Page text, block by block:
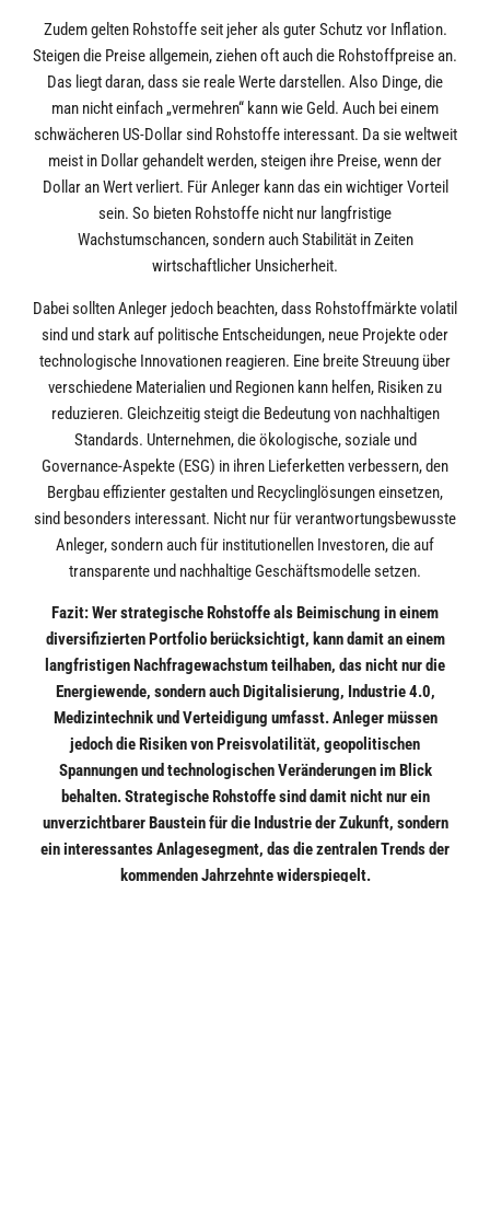
Zudem gelten Rohstoffe seit jeher als guter Schutz vor Inflation.
Steigen die Preise allgemein, ziehen oft auch die Rohstoffpreise an.
Das liegt daran, dass sie reale Werte darstellen. Also Dinge, die
man nicht einfach „vermehren“ kann wie Geld. Auch bei einem
schwächeren US-Dollar sind Rohstoffe interessant. Da sie weltweit
meist in Dollar gehandelt werden, steigen ihre Preise, wenn der
Dollar an Wert verliert. Für Anleger kann das ein wichtiger Vorteil
sein. So bieten Rohstoffe nicht nur langfristige
Wachstumschancen, sondern auch Stabilität in Zeiten
wirtschaftlicher Unsicherheit.
Dabei sollten Anleger jedoch beachten, dass Rohstoffmärkte volatil
sind und stark auf politische Entscheidungen, neue Projekte oder
technologische Innovationen reagieren. Eine breite Streuung über
verschiedene Materialien und Regionen kann helfen, Risiken zu
reduzieren. Gleichzeitig steigt die Bedeutung von nachhaltigen
Standards. Unternehmen, die ökologische, soziale und
Governance-Aspekte (ESG) in ihren Lieferketten verbessern, den
Bergbau effizienter gestalten und Recyclinglösungen einsetzen,
sind besonders interessant. Nicht nur für verantwortungsbewusste
Anleger, sondern auch für institutionellen Investoren, die auf
transparente und nachhaltige Geschäftsmodelle setzen.
Fazit: Wer strategische Rohstoffe als Beimischung in einem
diversifizierten Portfolio berücksichtigt, kann damit an einem
langfristigen Nachfragewachstum teilhaben, das nicht nur die
Energiewende, sondern auch Digitalisierung, Industrie 4.0,
Medizintechnik und Verteidigung umfasst. Anleger müssen
jedoch die Risiken von Preisvolatilität, geopolitischen
Spannungen und technologischen Veränderungen im Blick
behalten. Strategische Rohstoffe sind damit nicht nur ein
unverzichtbarer Baustein für die Industrie der Zukunft, sondern
ein interessantes Anlagesegment, das die zentralen Trends der
kommenden Jahrzehnte widerspiegelt.